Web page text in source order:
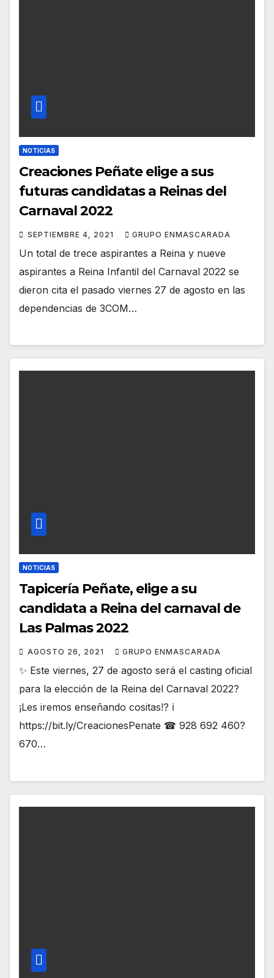
NOTICIAS
Creaciones Peñate elige a sus
futuras candidatas a Reinas del
Carnaval 2022
SEPTIEMBRE 4, 2021 GRUPO ENMASCARADA
Un total de trece aspirantes a Reina y nueve
aspirantes a Reina Infantil del Carnaval 2022 se
dieron cita el pasado viernes 27 de agosto en las
dependencias de 3COM…
NOTICIAS
Tapicería Peñate, elige a su
candidata a Reina del carnaval de
Las Palmas 2022
AGOSTO 26, 2021 GRUPO ENMASCARADA
✨ Este viernes, 27 de agosto será el casting oficial
para la elección de la Reina del Carnaval 2022?
¡Les iremos enseñando cositas!? ℹ
https://bit.ly/CreacionesPenate ☎ 928 692 460?
670…